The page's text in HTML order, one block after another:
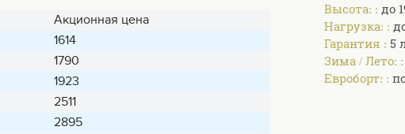
Акционная цена
1614
1790
1923
2511
2895
Высота: : до
Нагрузка: :
Гарантия : 5
Зима / Лето: :
Евроборт: :